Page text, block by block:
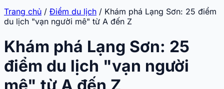
Trang chủ / Điểm du lịch / Khám phá Lạng Sơn: 25 điểm
du lịch "vạn người mê" từ A đến Z
Khám phá Lạng Sơn: 25
điểm du lịch "vạn người